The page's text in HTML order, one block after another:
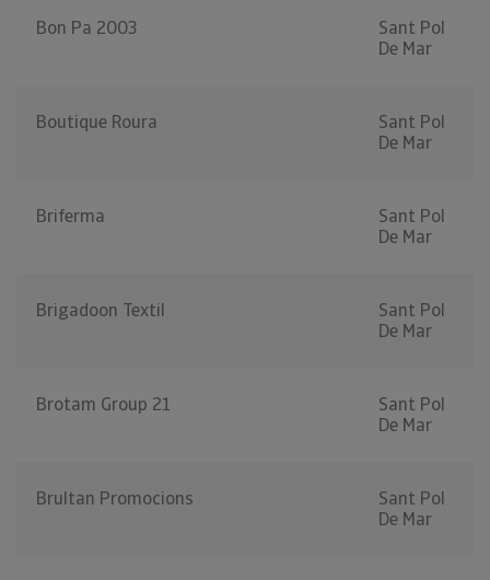
Bon Pa 2003
Sant Pol
De Mar
Boutique Roura
Sant Pol
De Mar
Briferma
Sant Pol
De Mar
Brigadoon Textil
Sant Pol
De Mar
Brotam Group 21
Sant Pol
De Mar
Brultan Promocions
Sant Pol
De Mar